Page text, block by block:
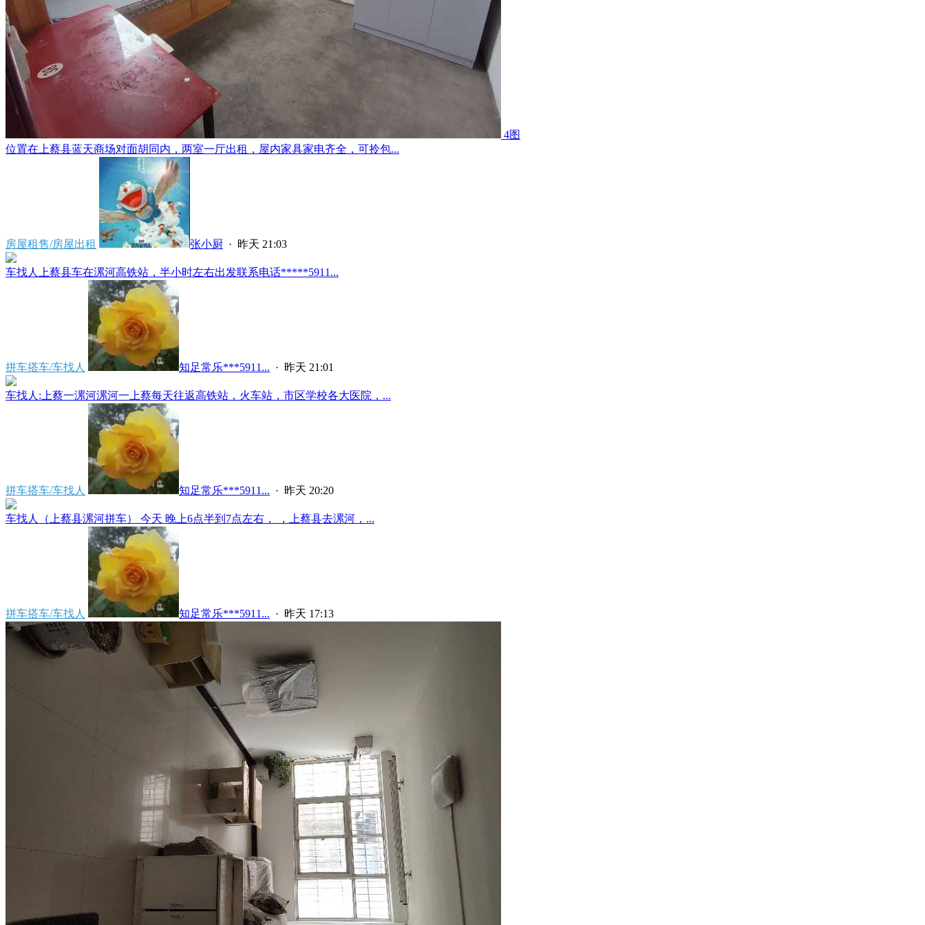
4图
位置在上蔡县蓝天商场对面胡同内，两室一厅出租，屋内家具家电齐全，可拎包...
房屋租售/房屋出租 张小厨 · 昨天 21:03
车找人上蔡县车在漯河高铁站，半小时左右出发联系电话*****5911...
拼车搭车/车找人 知足常乐***5911... · 昨天 21:01
车找人:上蔡一漯河漯河一上蔡每天往返高铁站，火车站，市区学校各大医院，...
拼车搭车/车找人 知足常乐***5911... · 昨天 20:20
车找人（上蔡县漯河拼车） 今天 晚上6点半到7点左右， ，上蔡县去漯河，...
拼车搭车/车找人 知足常乐***5911... · 昨天 17:13